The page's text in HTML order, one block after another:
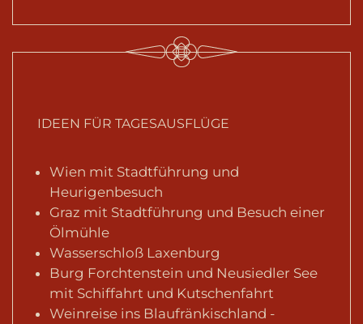
IDEEN FÜR TAGESAUSFLÜGE
Wien mit Stadtführung und
Heurigenbesuch
Graz mit Stadtführung und Besuch einer
Ölmühle
Wasserschloß Laxenburg
Burg Forchtenstein und Neusiedler See
mit Schiffahrt und Kutschenfahrt
Weinreise ins Blaufränkischland -